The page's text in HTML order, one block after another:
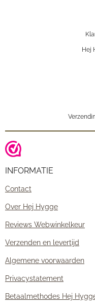
Hej
INFORMATIE
Contact
Over Hej Hygge
Reviews Webwinkelkeur
Verzenden en levertijd
Algemene voorwaarden
Privacystatement
Betaalmethodes Hej